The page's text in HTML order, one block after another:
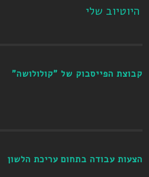
היוטיוב שלי
קבוצת הפייסבוק של "קולולושה"
הצעות עבודה בתחום עריכת הלשון